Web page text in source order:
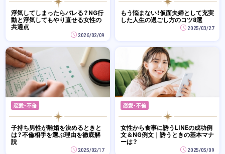
浮気してしまったらバレる？NG行
動と浮気してもやり直せる女性の
共通点
2026/02/09
もう悩まない！仮面夫婦として充実
した人生の過ごし方のコツ8選
2025/03/27
恋愛・不倫
子持ち男性が離婚を決めるときと
は？不倫相手を選ぶ理由を徹底解
説
2025/02/17
恋愛・不倫
女性から食事に誘うLINEの成功例
文＆NG例文｜誘うときの基本マナ
ーは？
2025/05/09